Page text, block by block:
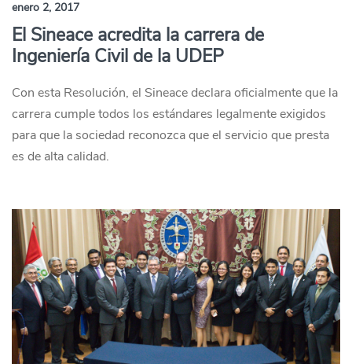
enero 2, 2017
El Sineace acredita la carrera de
Ingeniería Civil de la UDEP
Con esta Resolución, el Sineace declara oficialmente que la
carrera cumple todos los estándares legalmente exigidos
para que la sociedad reconozca que el servicio que presta
es de alta calidad.